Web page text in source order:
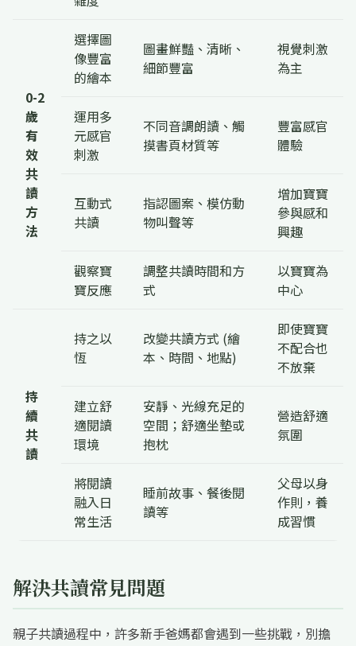
0-2
歲
有
效
共
讀
方
法
選擇圖
像豐富
的繪本
圖畫鮮豔、清晰、
細節豐富
視覺刺激
為主
運用多
元感官
刺激
不同音調朗讀、觸
摸書頁材質等
豐富感官
體驗
互動式
共讀
指認圖案、模仿動
物叫聲等
增加寶寶
參與感和
興趣
觀察寶
寶反應
調整共讀時間和方
式
以寶寶為
中心
持
續
共
讀
持之以
恆
改變共讀方式 (繪
本、時間、地點)
即使寶寶
不配合也
不放棄
建立舒
適閱讀
環境
安靜、光線充足的
空間；舒適坐墊或
抱枕
營造舒適
氛圍
將閱讀
融入日
常生活
睡前故事、餐後閱
讀等
父母以身
作則，養
成習慣
解決共讀常見問題
親子共讀過程中，許多新手爸媽都會遇到一些挑戰，別擔